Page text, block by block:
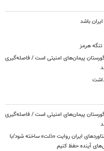
باشد
هرمز
پیمان‌های امنیتی است / فاصله‌گیری
پیمان‌های امنیتی است / فاصله‌گیری
ایران روایت «ذلت» ساخته شود/با
آینده حفظ کنیم